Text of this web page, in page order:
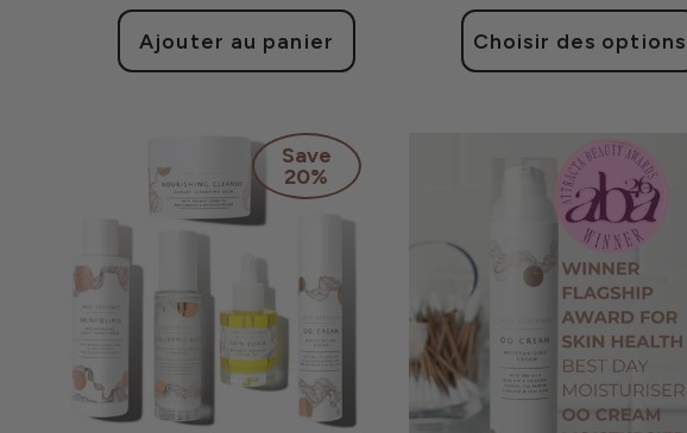
Ajouter au panier Choisir des options
Save
20%